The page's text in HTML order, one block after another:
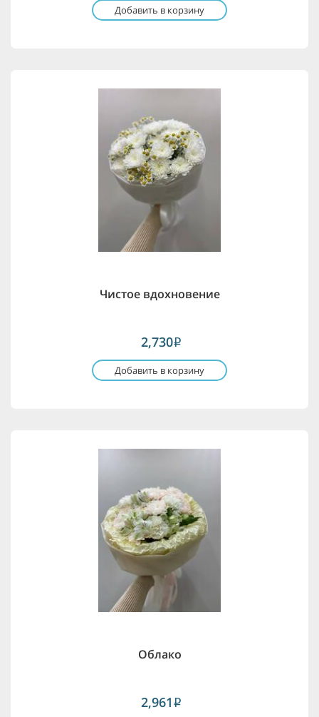
Добавить в корзину
Чистое вдохновение
2,730i
Добавить в корзину
Облако
2,961 i